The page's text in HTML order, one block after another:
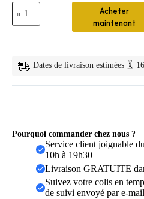
quantité
de
Support
douche
en
1
Acheter
maintenant
Dates de livraison estimées 🗓️
Pourquoi commander chez nous ?
Service client joignable
10h à 19h30
Livraison GRATUITE
Suivez votre colis en
de suivi envoyé par e-